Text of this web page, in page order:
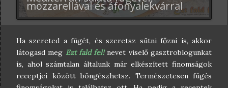
mandulával...
csészényi egészség!
mozzarellával és áfonyalekvárral
mozzarellával – ne hagyd ki!
tojás és hozzáadott cukor nélkül
gyömbérrel – húsvétra tökéletes
gyömbérrel – fügés keksz
vendégváró
Ha szereted a fügét, és szeretsz sütni főzni is, akkor
látogasd meg Ezt fald fel!nevet viselő gasztroblogunkat
is, ahol számtalan általunk már elkészített finomságok
receptjei között böngészhetsz. Természetesen fügés